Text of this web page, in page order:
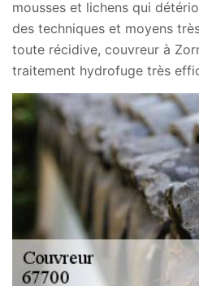
mousses et lichens qui
des techniques et moyens
toute récidive, couvreur à
traitement hydrofuge très